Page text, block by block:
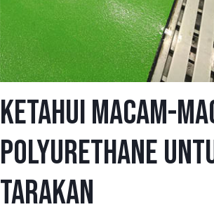
Ketahui Macam-
Polyurethane
Tarakan